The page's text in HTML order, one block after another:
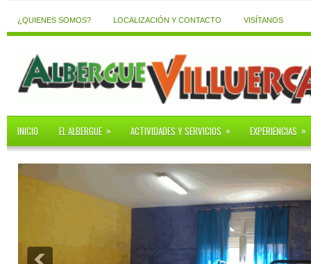
¿QUIENES SOMOS? LOCALIZACIÓN Y CONTACTO VISÍTANOS
INICIO EL ALBERGUE » ACTIVIDADES Y SERVICIOS » EXPERIENCIAS »